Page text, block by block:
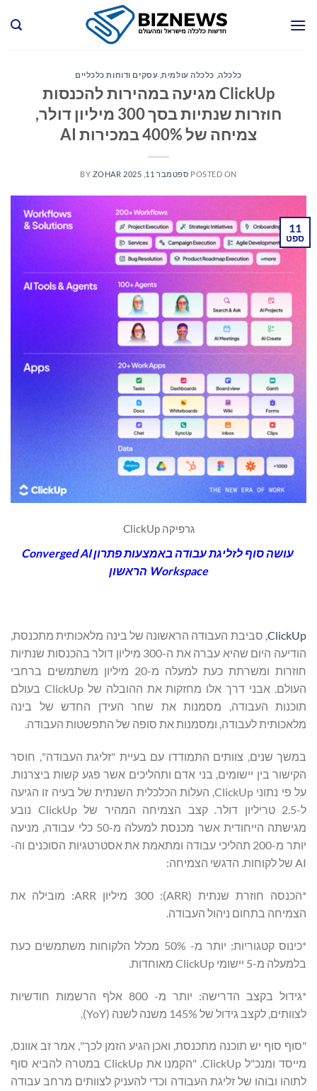
כלכלה, כלכלה עולמית, עסקים ודוחות כלכליים
ClickUp מגיעה במהירות להכנסות
חוזרות שנתיות בסך 300 מיליון דולר,
צמיחה של 400% במכירות AI
POSTED ON ספטמבר 11, 2025 BY ZOHAR
11
ספט
גרפיקה ClickUp
עושה סוף לזליגת עבודה באמצעות פתרוןConverged AI
Workspace הראשון
ClickUp, סביבת העבודה הראשונה של בינה מלאכותית מתכנסת,
הודיעה היום שהיא עברה את ה-300 מיליון דולר בהכנסות שנתיות
חוזרות ומשרתת כעת למעלה מ-20 מיליון משתמשים ברחבי
העולם. אבני דרך אלו מחזקות את ההובלה של ClickUp בעולם
תוכנות העבודה, מסמנות את שחר העידן החדש של בינה
מלאכותית לעבודה, ומסמנות את סופה של התפשטות העבודה.
במשך שנים, צוותים התמודדו עם בעיית "זליגת העבודה", חוסר
הקישור בין יישומים, בני אדם ותהליכים אשר פגע קשות ביצרנות.
על פי נתוני ClickUp, העלות הכלכלית השנתית של בעיה זו הגיעה
ל-2.5 טריליון דולר. קצב הצמיחה המהיר של ClickUp נובע
מגישתה הייחודית אשר מכנסת למעלה מ-50 כלי עבודה, מניעה
יותר מ-200 תהליכי עבודה ומתאמת את אסטרטגיות הסוכנים וה-
AI של לקוחות. הדגשי הצמיחה:
*הכנסה חוזרת שנתית (ARR): 300 מיליון ARR: מובילה את
הצמיחה בתחום ניהול העבודה.
*כינוס קטגוריות: יותר מ- 50% מכלל הלקוחות משתמשים כעת
בלמעלה מ-5 יישומי ClickUp מאוחדות.
*גידול בקצב הדרישה: יותר מ- 800 אלף הרשמות חודשיות
לצוותים, לקצב גידול של 145% משנה לשנה (YoY).
"סוף סוף יש תוכנה מתכנסת, ואכן הגיע הזמן לכך", אמר זב אוונס,
מייסד ומנכ"ל ClickUp. "הקמנו את ClickUp במטרה להביא סוף
לתוהו ובוהו של זליגת העבודה וכדי להעניק לצוותים מרחב עבודה